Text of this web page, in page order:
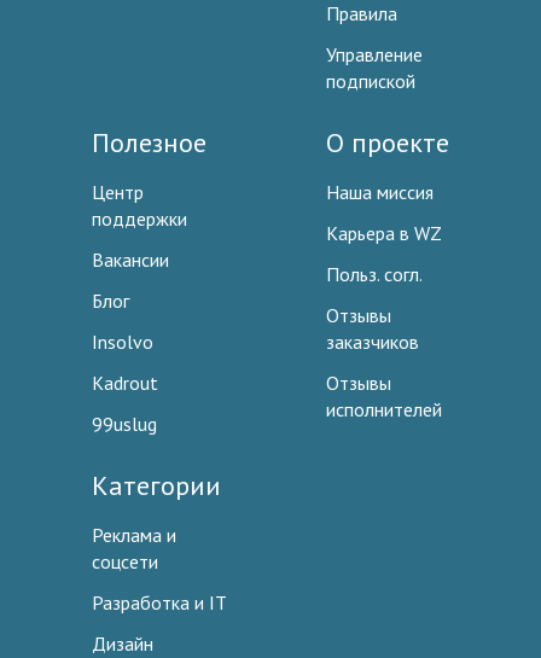
Правила
Управление
подпиской
Полезное
Центр
поддержки
Вакансии
Блог
Insolvo
Kadrout
99uslug
О проекте
Наша миссия
Карьера в WZ
Польз. согл.
Отзывы
заказчиков
Отзывы
исполнителей
Категории
Реклама и
соцсети
Разработка и IT
Дизайн